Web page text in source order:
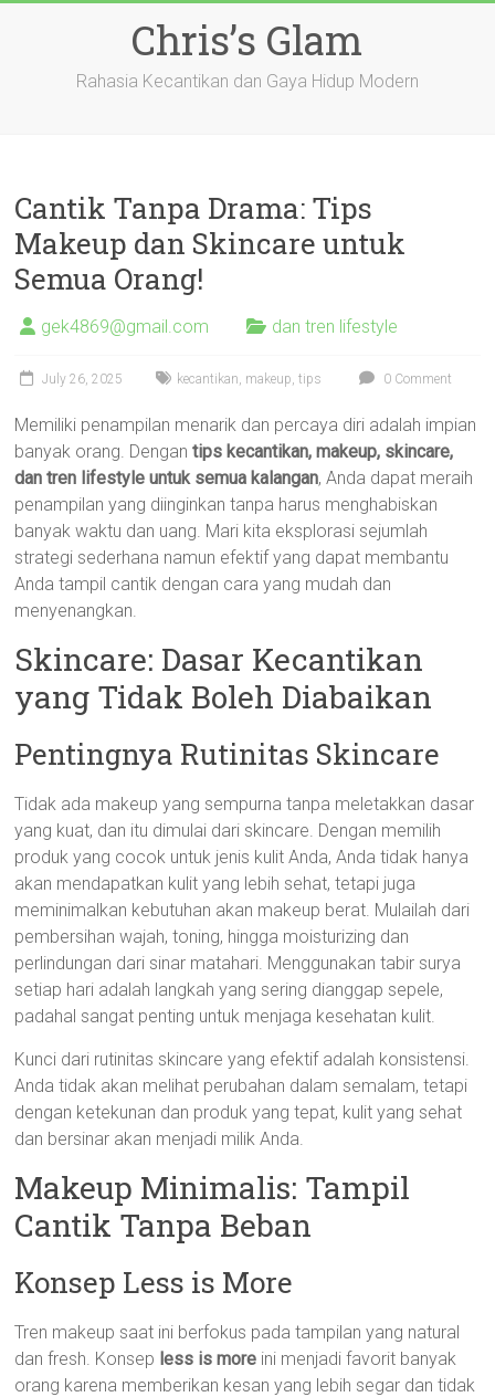
Chris’s Glam
Rahasia Kecantikan dan Gaya Hidup Modern
Cantik Tanpa Drama: Tips
Makeup dan Skincare untuk
Semua Orang!
gek4869@gmail.com dan tren lifestyle
July 26, 2025 kecantikan, makeup,tips 0 Comment
Memiliki penampilan menarik dan percaya diri adalah impian
banyak orang. Dengantips kecantikan, makeup, skincare,
dan tren lifestyle untuk semua kalangan, Anda dapat meraih
penampilan yang diinginkan tanpa harus menghabiskan
banyak waktu dan uang. Mari kita eksplorasi sejumlah
strategi sederhana namun efektif yang dapat membantu
Anda tampil cantik dengan cara yang mudah dan
menyenangkan.
Skincare: Dasar Kecantikan
yang Tidak Boleh Diabaikan
Pentingnya Rutinitas Skincare
Tidak ada makeup yang sempurna tanpa meletakkan dasar
yang kuat, dan itu dimulai dari skincare. Dengan memilih
produk yang cocok untuk jenis kulit Anda, Anda tidak hanya
akan mendapatkan kulit yang lebih sehat, tetapi juga
meminimalkan kebutuhan akan makeup berat. Mulailah dari
pembersihan wajah, toning, hingga moisturizing dan
perlindungan dari sinar matahari. Menggunakan tabir surya
setiap hari adalah langkah yang sering dianggap sepele,
padahal sangat penting untuk menjaga kesehatan kulit.
Kunci dari rutinitas skincare yang efektif adalah konsistensi.
Anda tidak akan melihat perubahan dalam semalam, tetapi
dengan ketekunan dan produk yang tepat, kulit yang sehat
dan bersinar akan menjadi milik Anda.
Makeup Minimalis: Tampil
Cantik Tanpa Beban
Konsep Less is More
Tren makeup saat ini berfokus pada tampilan yang natural
dan fresh. Konsep less is more ini menjadi favorit banyak
orang karena memberikan kesan yang lebih segar dan tidak